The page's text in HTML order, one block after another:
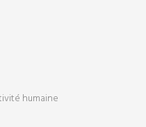
humaine